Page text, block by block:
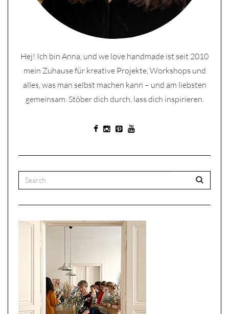
Hej! Ich bin Anna, und we love handmade ist seit 2010
mein Zuhause für kreative Projekte, Workshops und
alles, was man selbst machen kann – und am liebsten
gemeinsam. Stöber dich durch, lass dich inspirieren.